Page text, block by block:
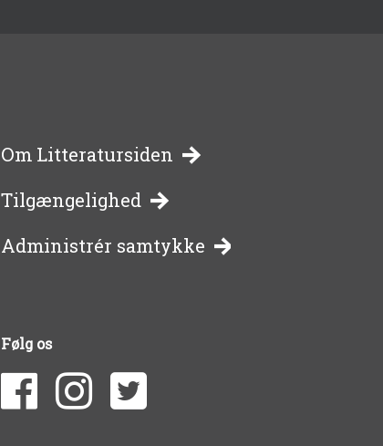
-
bibliotekernes
om
litteratur
Om Litteratursiden
Tilgængelighed
Administrér samtykke
Følg os